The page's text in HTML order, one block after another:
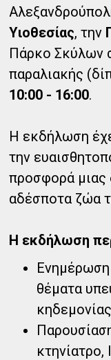
Υιοθεσίας, την
Πάρκο Σκύλων
παραλιακής
10:00 - 16:00.
Η εκδήλωση
την
προσφορά μιας
αδέσποτα ζώα
Η εκδήλωση
Ενημέρωση
θέματα